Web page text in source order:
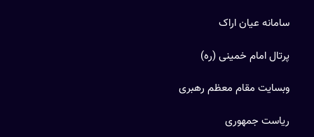
سامانه عیان اراک
پرتال امام خمینی (ره)
وبسایت مقام معظم رهبری
ریاست جمهوری